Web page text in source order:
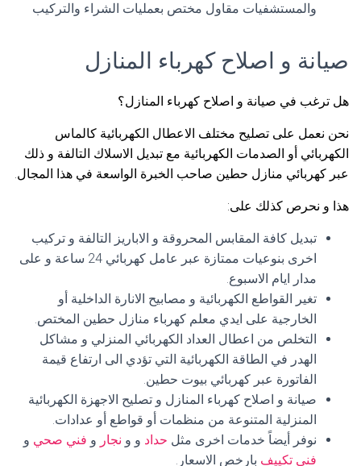
والمستشفيات مقاول مختص بعمليات الشراء والتركيب
صيانة و اصلاح كهرباء المنازل
هل ترغب في صيانة و اصلاح كهرباء المنازل؟
نحن نعمل على تصليح مختلف الاعطال الكهربائية كالماس
الكهربائي أو الصدمات الكهربائية مع تبديل الاسلاك التالفة و ذلك
عبر كهربائي منازل حطين صاحب الخبرة الواسعة في هذا المجال.
هذا و نحرص كذلك على:
تبديل كافة المقابس المحروقة و الاباريز التالفة و تركيب
اخرى بنوعيات ممتازة عبر عامل كهربائي 24 ساعة و على
مدار ايام الاسبوع.
تغير القواطع الكهربائية و مصابيح الانارة الداخلية أو
الخارجية على ايدي معلم كهرباء منازل حطين المختص.
التخلص من اعطال العداد الكهربائي المنزلي و مشاكل
الهدر في الطاقة الكهربائية التي تؤدي الى ارتفاع قيمة
الفاتورة عبر كهربائي بيوت حطين.
صيانة و اصلاح كهرباء المنازل و تصليح الاجهزة الكهربائية
المنزلية المتنوعة من منظمات أو قواطع أو عدادات.
نوفر أيضاً خدمات اخرى مثل حداد و و نجار و فني صحي و
فني تكييف بارخص الاسعار.